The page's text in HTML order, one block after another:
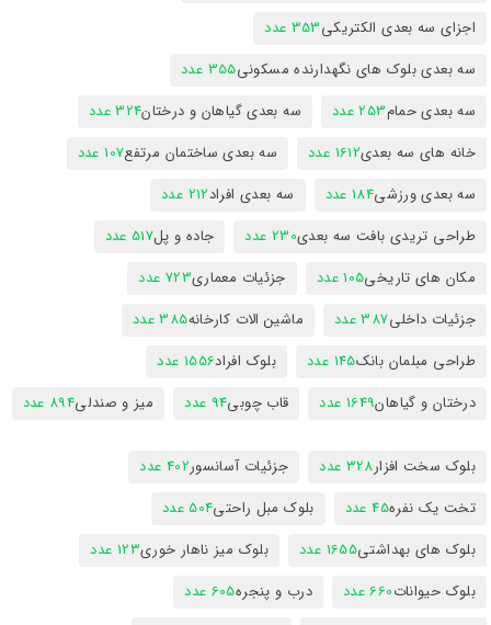
اجزای سه بعدی الکتریکی353 عدد
سه بعدی بلوک های نگهدارنده مسکونی355 عدد
سه بعدی حمام253 عدد سه بعدی گیاهان و درختان324 عدد
خانه های سه بعدی1612 عدد سه بعدی ساختمان مرتفع107 عدد
سه بعدی ورزشی184 عدد سه بعدی افراد212 عدد
طراحی تریدی بافت سه بعدی230 عدد جاده و پل517 عدد
مکان های تاریخی105 عدد جزئیات معماری723 عدد
جزئیات داخلی387 عدد ماشین الات کارخانه385 عدد
طراحی مبلمان بانک145 عدد بلوک افراد1556 عدد
درختان و گیاهان1649 عدد قاب چوبی94 عدد میز و صندلی894 عدد
بلوک سخت افزار328 عدد جزئیات آسانسور402 عدد
تخت یک نفره45 عدد بلوک مبل راحتی504 عدد
بلوک های بهداشتی1655 عدد بلوک میز ناهار خوری123 عدد
بلوک حیوانات660 عدد درب و پنجره605 عدد